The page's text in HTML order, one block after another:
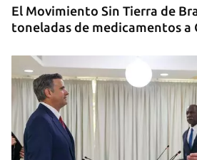
El Movimiento Sin Tierra de
toneladas de medicamentos a